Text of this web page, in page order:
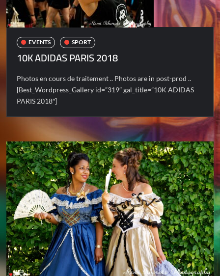
EVENTS SPORT
10K ADIDAS PARIS 2018
Photos en cours de traitement .. Photos are in post-prod ..
[Best_Wordpress_Gallery id=”319″ gal_title=”10K ADIDAS
PARIS 2018″]